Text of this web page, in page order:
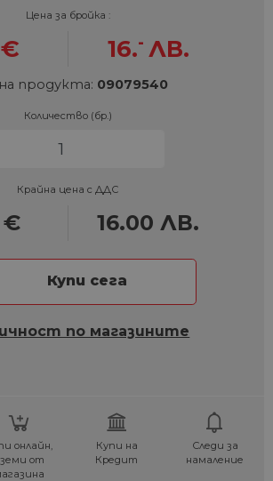
Цена за бройка :
€ 16.- ЛВ.
продукта: 09079540
Количество (бр.)
Крайна цена с ДДС
€ 16.00 ЛВ.
Купи сега
по магазините
онлайн,
от
Купи на
Кредит
Следи за
намаление